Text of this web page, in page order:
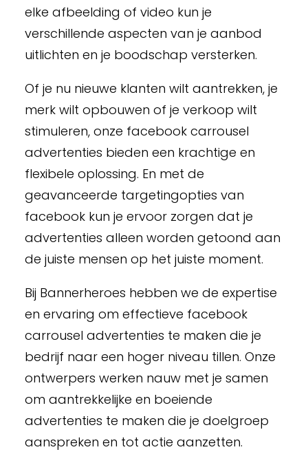
elke afbeelding of video kun je
verschillende aspecten van je aanbod
uitlichten en je boodschap versterken.
Of je nu nieuwe klanten wilt aantrekken, je
merk wilt opbouwen of je verkoop wilt
stimuleren, onze facebook carrousel
advertenties bieden een krachtige en
flexibele oplossing. En met de
geavanceerde targetingopties van
facebook kun je ervoor zorgen dat je
advertenties alleen worden getoond aan
de juiste mensen op het juiste moment.
Bij Bannerheroes hebben we de expertise
en ervaring om effectieve facebook
carrousel advertenties te maken die je
bedrijf naar een hoger niveau tillen. Onze
ontwerpers werken nauw met je samen
om aantrekkelijke en boeiende
advertenties te maken die je doelgroep
aanspreken en tot actie aanzetten.